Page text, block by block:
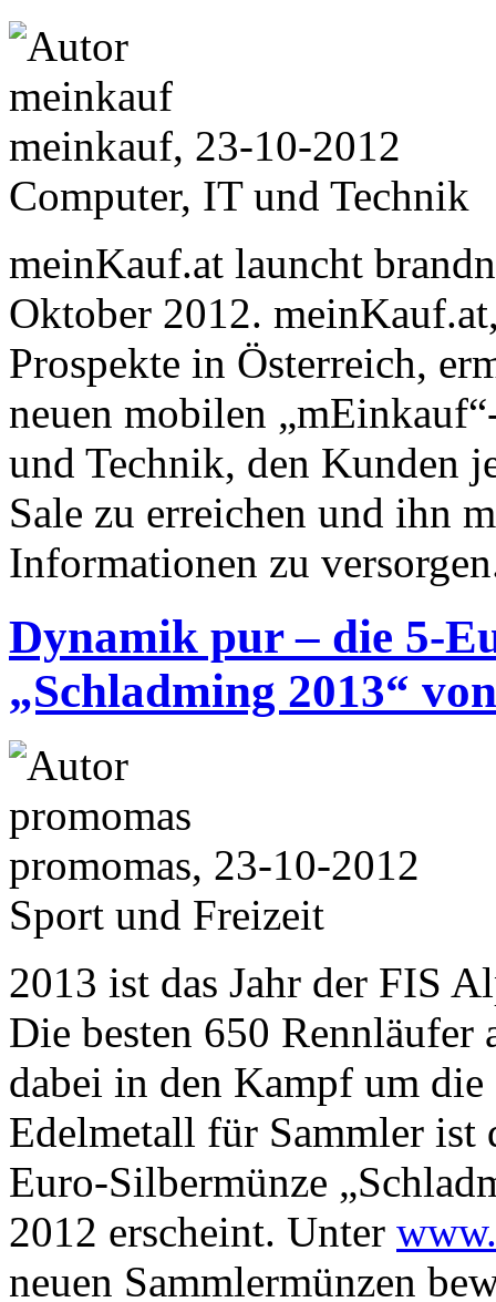
meinkauf, 23-10-2012
Computer, IT und Technik
meinKauf.at launcht
Oktober 2012.
Prospekte in Österreich,
neuen mobilen
und Technik, den Kunden
Sale zu erreichen und ihn
Informationen zu
Dynamik pur – die 5-
„Schladming 2013“
promomas, 23-10-2012
Sport und Freizeit
2013 ist das Jahr der FIS
Die besten 650 Rennläufer
dabei in den Kampf um
Edelmetall für Sammler
Euro-Silbermünze
2012 erscheint. Unter
neuen Sammlermünzen